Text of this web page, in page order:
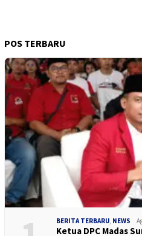
POS TERBARU
BERITA TERBARU, NEWS
Ketua DPC Madas